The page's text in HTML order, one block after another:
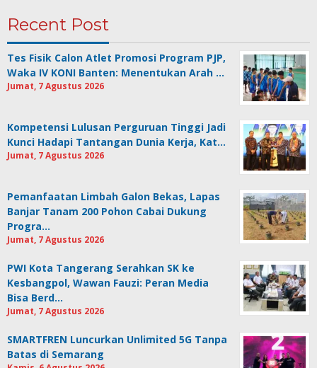
Recent Post
Tes Fisik Calon Atlet Promosi Program PJP,
Waka IV KONI Banten: Menentukan Arah …
Jumat, 7 Agustus 2026
Kompetensi Lulusan Perguruan Tinggi Jadi
Kunci Hadapi Tantangan Dunia Kerja, Kat…
Jumat, 7 Agustus 2026
Pemanfaatan Limbah Galon Bekas, Lapas
Banjar Tanam 200 Pohon Cabai Dukung
Progra…
Jumat, 7 Agustus 2026
PWI Kota Tangerang Serahkan SK ke
Kesbangpol, Wawan Fauzi: Peran Media
Bisa Berd…
Jumat, 7 Agustus 2026
SMARTFREN Luncurkan Unlimited 5G Tanpa
Batas di Semarang